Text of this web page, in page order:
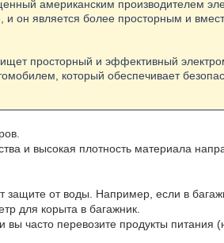
американским производителем
и он является более просторным и
просторный и эффективный
который обеспечивает
и высокая плотность материала
от воды. Например, если в
для корыта в багажник.
вы часто перевозите продукты